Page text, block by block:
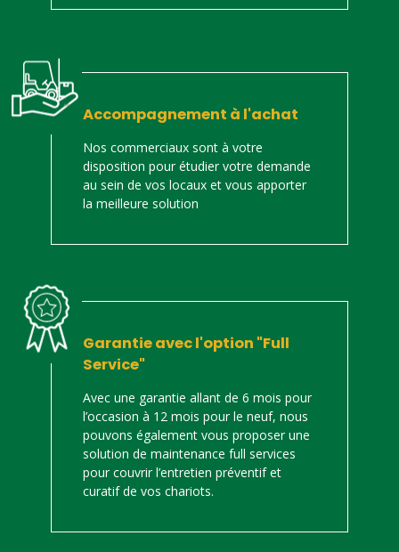
Accompagnement à l'achat
Nos commerciaux sont à votre
disposition pour étudier votre demande
au sein de vos locaux et vous apporter
la meilleure solution
Garantie avec l'option "Full
Service"
Avec une garantie allant de 6 mois pour
l’occasion à 12 mois pour le neuf, nous
pouvons également vous proposer une
solution de maintenance full services
pour couvrir l’entretien préventif et
curatif de vos chariots.